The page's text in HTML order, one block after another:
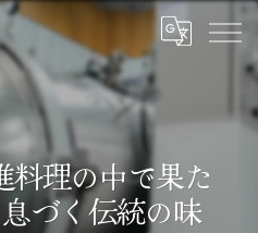
料理の中で果た
づく伝統の味